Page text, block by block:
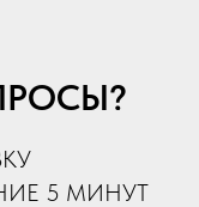
5 МИНУТ